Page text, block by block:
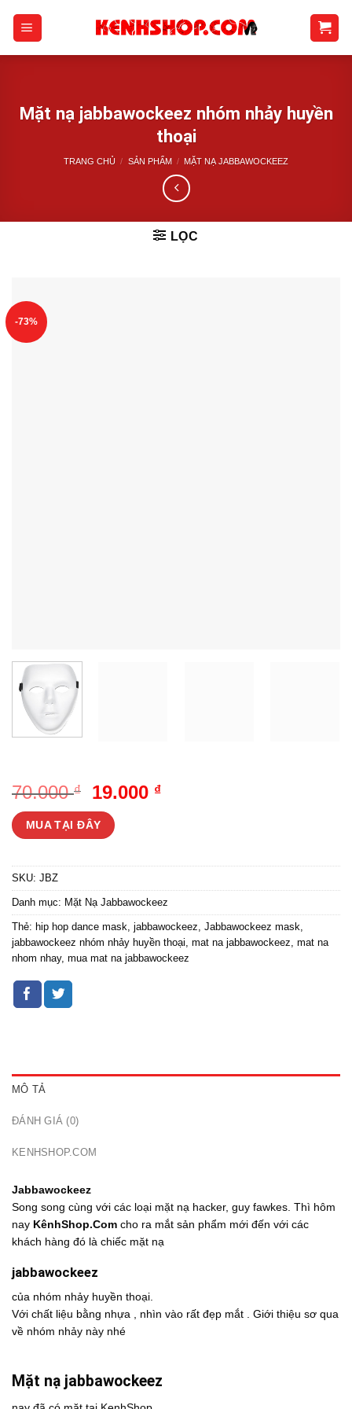
Mặt nạ jabbawockeez nhóm nhảy huyền
thoại
TRANG CHỦ / SẢN PHẨM / MẶT NẠ JABBAWOCKEEZ
LỌC
-73%
70.000₫
Giá
gốc
là:
19.000 ₫Giá
19.000 ₫.
MUA TẠI ĐÂY
SKU: JBZ
Danh mục: Mặt Nạ Jabbawockeez
Thẻ: hip hop dance mask, jabbawockeez, Jabbawockeez mask,
jabbawockeez nhóm nhảy huyền thoại, mat na jabbawockeez, mat na
nhom nhay, mua mat na jabbawockeez
MÔ TẢ
ĐÁNH GIÁ (0)
KENHSHOP.COM
Jabbawockeez
Song song cùng với các loại mặt nạ hacker, guy fawkes. Thì hôm
nay KênhShop.Com cho ra mắt sản phẩm mới đến với các
khách hàng đó là chiếc mặt nạ
jabbawockeez
của nhóm nhảy huyền thoại.
Với chất liệu bằng nhựa , nhìn vào rất đẹp mắt . Giới thiệu sơ qua
về nhóm nhảy này nhé
Mặt nạ jabbawockeez